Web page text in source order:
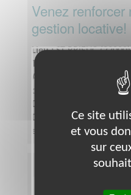
Venez
gestion locative!
Lieu :ST BRIEUC (22000)
Association :
Habitat et
d'Armor
Date :
Disponibilité
en moyenne
Ce site
et vous
sur